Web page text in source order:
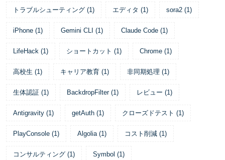
トラブルシューティング (1) エディタ (1) sora2 (1)
iPhone (1) Gemini CLI (1) Claude Code (1)
LifeHack (1) ショートカット (1) Chrome (1)
高校生 (1) キャリア教育 (1) 非同期処理 (1)
生体認証 (1) BackdropFilter (1) レビュー (1)
Antigravity (1) getAuth (1) クローズドテスト (1)
PlayConsole (1) Algolia (1) コスト削減 (1)
コンサルティング (1) Symbol (1)